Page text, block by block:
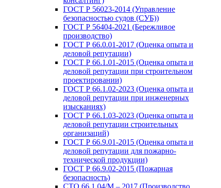
ГОСТ Р 56023-2014 (Управление
безопасностью судов (СУБ))
ГОСТ Р 56404-2021 (Бережливое
производство)
ГОСТ Р 66.0.01-2017 (Оценка опыта и
деловой репутации)
ГОСТ Р 66.1.01-2015 (Оценка опыта и
деловой репутации при строительном
проектировании)
ГОСТ Р 66.1.02-2023 (Оценка опыта и
деловой репутации при инженерных
изысканиях)
ГОСТ Р 66.1.03-2023 (Оценка опыта и
деловой репутации строительных
организаций)
ГОСТ Р 66.9.01-2015 (Оценка опыта и
деловой репутации для пожарно-
технической продукции)
ГОСТ Р 66.9.02-2015 (Пожарная
безопасность)
СТО 66.1.04/М – 2017 (Производство